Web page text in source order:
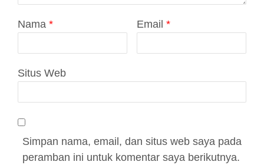
Nama * Email *
Situs Web
Simpan nama, email, dan situs web saya pada
peramban ini untuk komentar saya berikutnya.